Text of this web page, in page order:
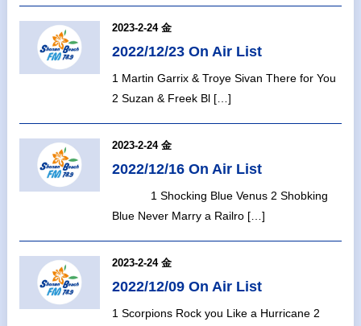
2023-2-24 金
2022/12/23 On Air List
1 Martin Garrix & Troye Sivan There for You
2 Suzan & Freek Bl […]
2023-2-24 金
2022/12/16 On Air List
1 Shocking Blue Venus 2 Shobking
Blue Never Marry a Railro […]
2023-2-24 金
2022/12/09 On Air List
1 Scorpions Rock you Like a Hurricane 2